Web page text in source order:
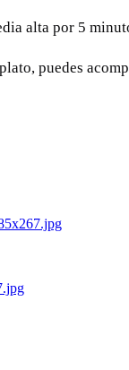
alta por 5
puedes